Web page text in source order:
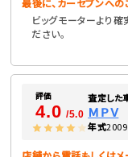
ビッグモーターより
ださい。
評価
4.0 /5.0
査定した
ＭＰＶ
年式